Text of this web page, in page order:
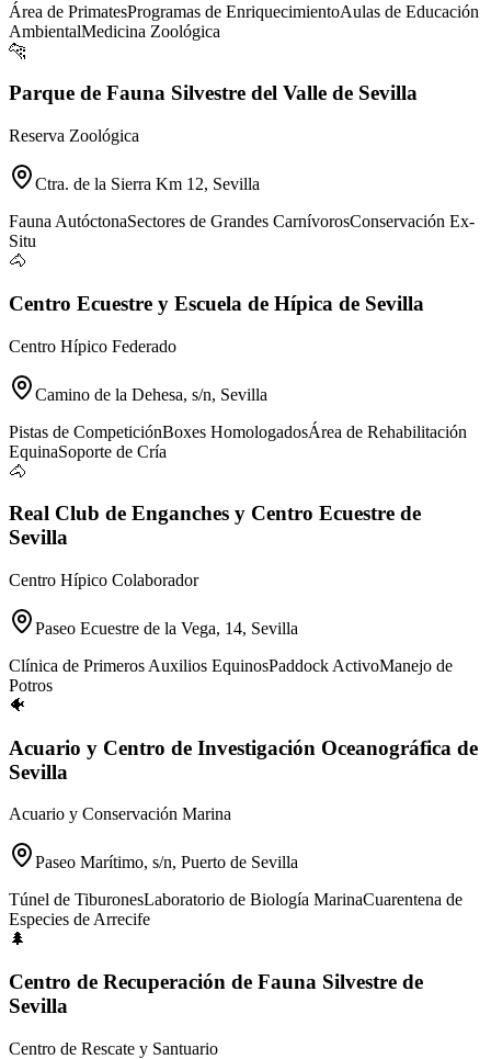
Área de PrimatesProgramas de EnriquecimientoAulas de Educación
AmbientalMedicina Zoológica
🐆
Parque de Fauna Silvestre del Valle de Sevilla
Reserva Zoológica
Ctra. de la Sierra Km 12, Sevilla
Fauna AutóctonaSectores de Grandes CarnívorosConservación Ex-
Situ
🐴
Centro Ecuestre y Escuela de Hípica de Sevilla
Centro Hípico Federado
Camino de la Dehesa, s/n, Sevilla
Pistas de CompeticiónBoxes HomologadosÁrea de Rehabilitación
EquinaSoporte de Cría
🐴
Real Club de Enganches y Centro Ecuestre de
Sevilla
Centro Hípico Colaborador
Paseo Ecuestre de la Vega, 14, Sevilla
Clínica de Primeros Auxilios EquinosPaddock ActivoManejo de
Potros
🐠
Acuario y Centro de Investigación Oceanográfica de
Sevilla
Acuario y Conservación Marina
Paseo Marítimo, s/n, Puerto de Sevilla
Túnel de TiburonesLaboratorio de Biología MarinaCuarentena de
Especies de Arrecife
🌲
Centro de Recuperación de Fauna Silvestre de
Sevilla
Centro de Rescate y Santuario